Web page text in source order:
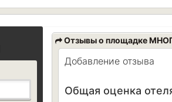
Отзывы о площадке
Добавление отзыва
Общая оценка